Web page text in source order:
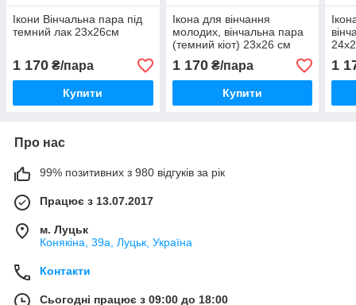
Ікони Вінчальна пара під
темний лак 23х26см
1 170 ₴/пара
Купити
Ікона для вінчання
молодих, вінчальна пара
(темний кіот) 23х26 см
1 170₴/пара
Купити
1
Про нас
99% позитивних з 980 відгуків за рік
Працює з 13.07.2017
м. Луцьк
Конякіна, 39а, Луцьк, Україна
Контакти
Сьогодні працює з 09:00 до 18:00